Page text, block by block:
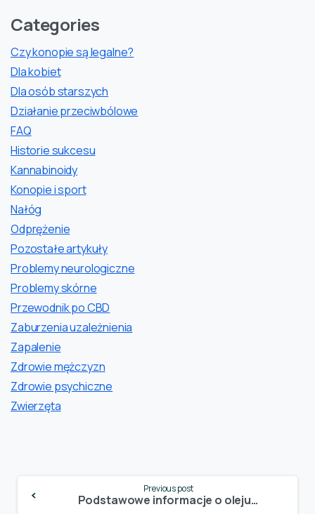
Categories
Czy konopie są legalne?
Dla kobiet
Dla osób starszych
Działanie przeciwbólowe
FAQ
Historie sukcesu
Kannabinoidy
Konopie i sport
Nałóg
Odprężenie
Pozostałe artykuły
Problemy neurologiczne
Problemy skórne
Przewodnik po CBD
Zaburzenia uzależnienia
Zapalenie
Zdrowie mężczyzn
Zdrowie psychiczne
Zwierzęta
Reading
Previous post
Podstawowe informacje o oleju CBD